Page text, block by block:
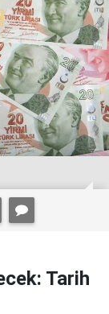
Tarih